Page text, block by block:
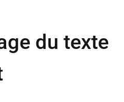
du texte